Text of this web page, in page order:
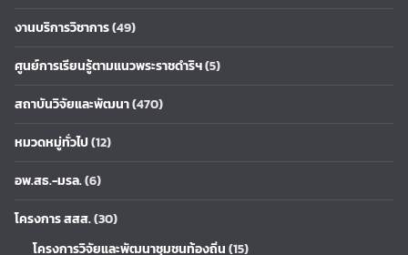
งานบริการวิชาการ(49)
ศูนย์การเรียนรู้ตามแนวพระราชดำริฯ(5)
สถาบันวิจัยและพัฒนา(470)
หมวดหมู่ทั่วไป(12)
อพ.สธ.-มรล.(6)
โครงการ สสส.(30)
โครงการวิจัยและพัฒนาชุมชนท้องถิ่น(15)